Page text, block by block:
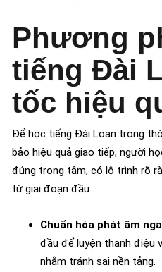
Phương
tiếng Đài
tốc hiệu
Để học tiếng Đài Loan trong
bảo hiệu quả giao tiếp, người
đúng trọng tâm, có lộ trình rõ
từ giai đoạn đầu.
Chuẩn hóa phát âm
đầu để luyện thanh điệu
nhằm tránh sai nền tảng.